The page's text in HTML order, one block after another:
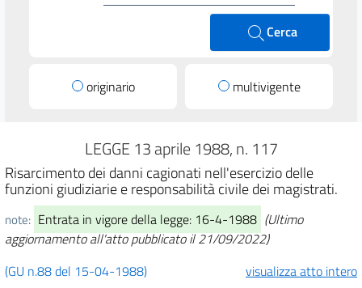
Cerca
originario multivigente
LEGGE 13 aprile 1988, n. 117
Risarcimento dei danni cagionati nell'esercizio delle
funzioni giudiziarie e responsabilità civile dei magistrati.
note: Entrata in vigore della legge: 16-4-1988 (Ultimo
aggiornamento all'atto pubblicato il 21/09/2022)
(GU n.88 del 15-04-1988)
visualizza atto intero